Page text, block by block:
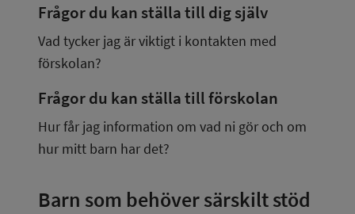
Frågor du kan ställa till dig själv
Vad tycker jag är viktigt i kontakten med
förskolan?
Frågor du kan ställa till förskolan
Hur får jag information om vad ni gör och om
hur mitt barn har det?
Barn som behöver särskilt stöd